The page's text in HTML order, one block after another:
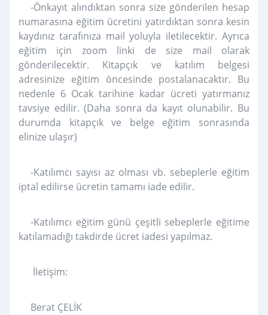
-Önkayıt alındıktan sonra size gönderilen hesap
numarasına eğitim ücretini yatırdıktan sonra kesin
kaydınız tarafınıza mail yoluyla iletilecektir. Ayrıca
eğitim için zoom linki de size mail olarak
gönderilecektir. Kitapçık ve katılım belgesi
adresinize eğitim öncesinde postalanacaktır. Bu
nedenle 6 Ocak tarihine kadar ücreti yatırmanız
tavsiye edilir. (Daha sonra da kayıt olunabilir. Bu
durumda kitapçık ve belge eğitim sonrasında
elinize ulaşır)
-Katılımcı sayısı az olması vb. sebeplerle eğitim
iptal edilirse ücretin tamamı iade edilir.
-Katılımcı eğitim günü çeşitli sebeplerle eğitime
katılamadığı takdirde ücret iadesi yapılmaz.
İletişim:
Berat ÇELİK